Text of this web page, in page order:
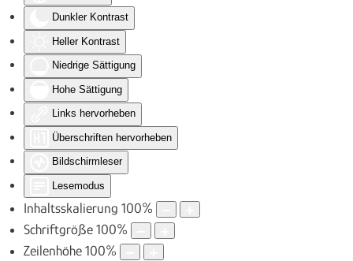
Dunkler Kontrast
Heller Kontrast
Niedrige Sättigung
Hohe Sättigung
Links hervorheben
Überschriften hervorheben
Bildschirmleser
Lesemodus
Inhaltsskalierung 100%
Schriftgröße 100%
Zeilenhöhe 100%